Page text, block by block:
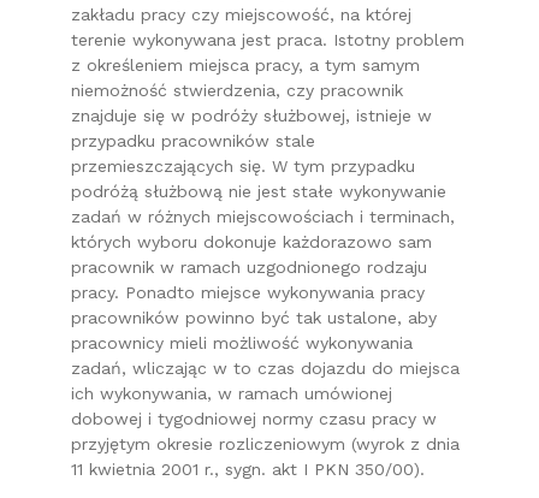
zakładu pracy czy miejscowość, na której
terenie wykonywana jest praca. Istotny problem
z określeniem miejsca pracy, a tym samym
niemożność stwierdzenia, czy pracownik
znajduje się w podróży służbowej, istnieje w
przypadku pracowników stale
przemieszczających się. W tym przypadku
podróżą służbową nie jest stałe wykonywanie
zadań w różnych miejscowościach i terminach,
których wyboru dokonuje każdorazowo sam
pracownik w ramach uzgodnionego rodzaju
pracy. Ponadto miejsce wykonywania pracy
pracowników powinno być tak ustalone, aby
pracownicy mieli możliwość wykonywania
zadań, wliczając w to czas dojazdu do miejsca
ich wykonywania, w ramach umówionej
dobowej i tygodniowej normy czasu pracy w
przyjętym okresie rozliczeniowym (wyrok z dnia
11 kwietnia 2001 r., sygn. akt I PKN 350/00).